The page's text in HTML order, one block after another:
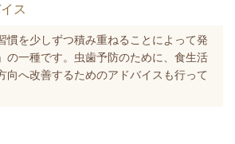
ス
慣を少しずつ積み重ねることによって発
の一種です。虫歯予防のために、食生活
向へ改善するためのアドバイスも行って